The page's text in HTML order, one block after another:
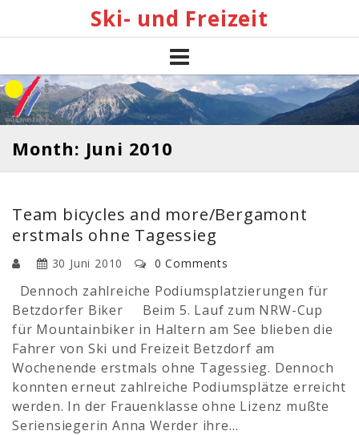
Ski- und Freizeit
Month: Juni 2010
Team bicycles and more/Bergamont
erstmals ohne Tagessieg
30 Juni 2010 0 Comments
Dennoch zahlreiche Podiumsplatzierungen für
Betzdorfer Biker Beim 5. Lauf zum NRW-Cup
für Mountainbiker in Haltern am See blieben die
Fahrer von Ski und Freizeit Betzdorf am
Wochenende erstmals ohne Tagessieg. Dennoch
konnten erneut zahlreiche Podiumsplätze erreicht
werden. In der Frauenklasse ohne Lizenz mußte
Seriensiegerin Anna Werder ihre…